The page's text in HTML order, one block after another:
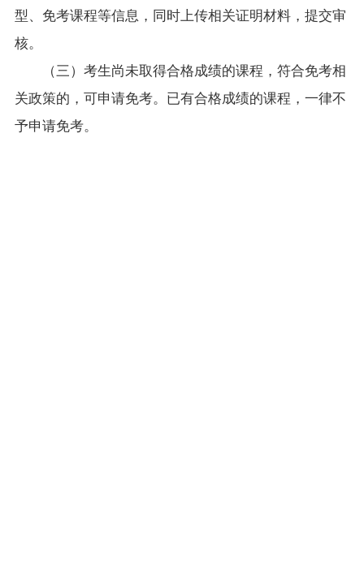
型、免考课程等信息，同时上传相关证明材料，提交审
核。
（三）考生尚未取得合格成绩的课程，符合免考相
关政策的，可申请免考。已有合格成绩的课程，一律不
予申请免考。